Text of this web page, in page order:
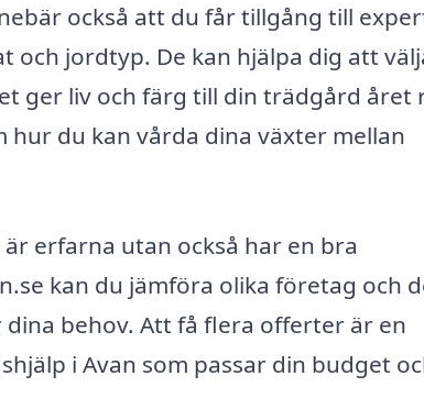
också att du får tillgång till
och jordtyp. De kan hjälpa dig att
ger liv och färg till din trädgård året
hur du kan vårda dina växter mellan
erfarna utan också har en bra
kan du jämföra olika företag och
behov. Att få flera offerter är en
i Avan som passar din budget